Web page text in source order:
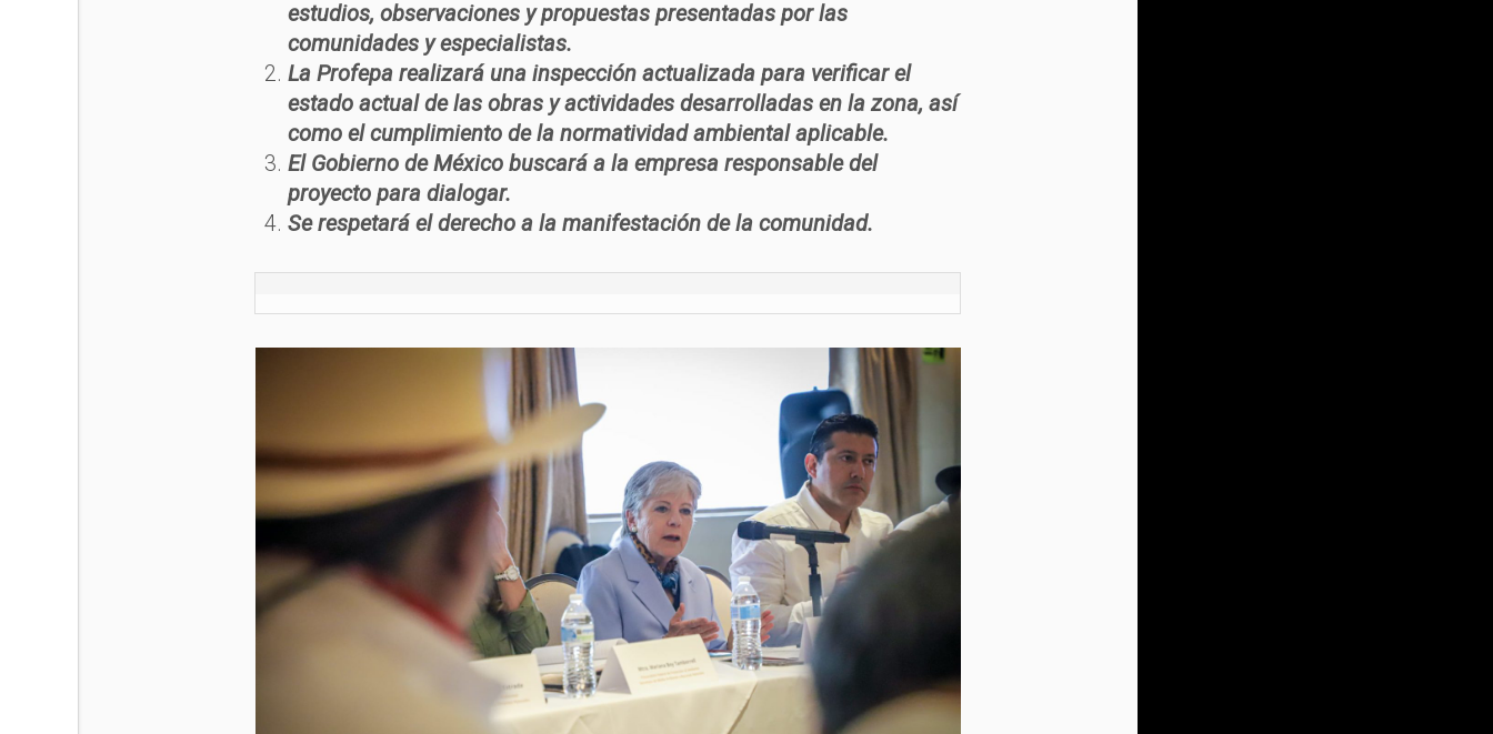
estudios, observaciones y propuestas presentadas por las
comunidades y especialistas.
La Profepa realizará una inspección actualizada para verificar el
estado actual de las obras y actividades desarrolladas en la zona, así
como el cumplimiento de la normatividad ambiental aplicable.
El Gobierno de México buscará a la empresa responsable del
proyecto para dialogar.
Se respetará el derecho a la manifestación de la comunidad.